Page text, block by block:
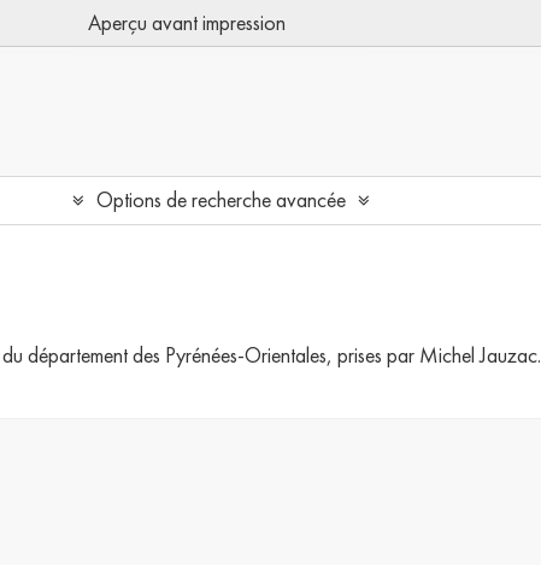
Aperçu avant impression
Options de recherche avancée
département des Pyrénées-Orientales, prises par Michel Jauzac.